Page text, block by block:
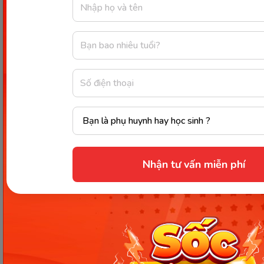
Nhận tư vấn miễn phí
truyền đạt thông tin, thực hiện thủ tục hành
chính hay giải quyết công việc hay không?
Kết hợp các yếu tố:Dựa trên các yếu tố trên,
ta có thể xác định được phương thức biểu đạt
chính của văn bản.
VMonkey - Ứng dụng giúp xây dựng nền tảng
tiếng Việt vững chắc cho trẻ
Phong cách ngôn ngữ: Ôn thi phần Đọc - Hiểu
THPT Quốc Gia môn Ngữ Văn
Một số bài tập ôn thi THPT
Quốc Gia dạng xác định các
phương thức biểu đạt